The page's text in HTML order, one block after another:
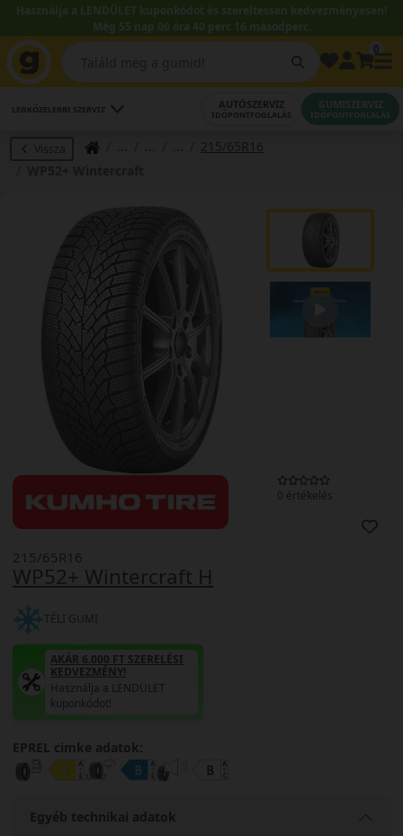
Használja a LENDÜLET kuponkódot és szereltessen kedvezményesen!
Még 55 nap 00 óra 40 perc 15 másodperc.
LEGKÖZELEBBI SZERVIZ AUTÓSZERVIZ
IDŐPONTFOGLALÁS
GUMISZERVIZ
IDŐPONTFOGLALÁS
Vissza
215/65R16
0 értékelés
WP52+ Wintercraft H
215/65R16
TÉLI GUMI
AKÁR 6.000 FT SZERELÉSI
KEDVEZMÉNY!
Használja a LENDÜLET
kuponkódot!
EPREL cimke adatok:
Egyéb technikai adatok